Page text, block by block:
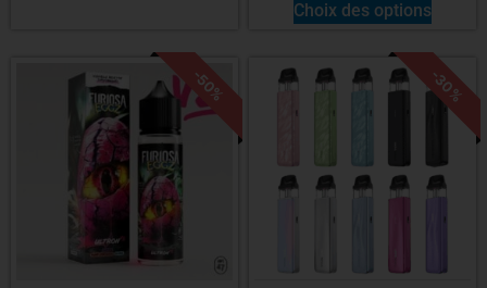
Choix des options
-50% -30%